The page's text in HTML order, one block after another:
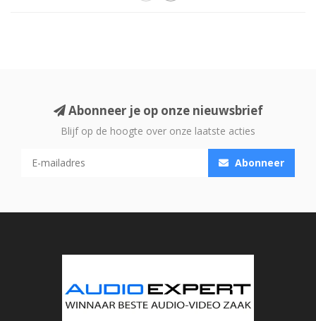
Abonneer je op onze nieuwsbrief
Blijf op de hoogte over onze laatste acties
Abonneer